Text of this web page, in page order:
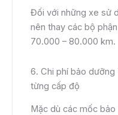
Đối với những xe sử
nên thay các bộ
70.000 – 80.000 km.
6. Chi phí bảo
từng cấp độ
Mặc dù các mốc